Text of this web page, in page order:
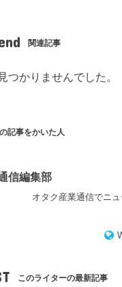
関連記事
つかりませんでした。
記事をかいた人
信編集部
オタク産業通信でニ
このライターの最新記事